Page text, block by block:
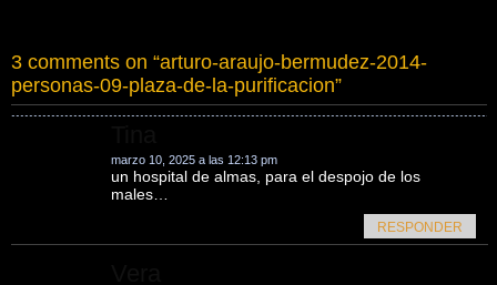
3 comments on “arturo-araujo-bermudez-2014-
personas-09-plaza-de-la-purificacion”
marzo 10, 2025 a las 12:13 pm
un hospital de almas, para el despojo de los
males…
RESPONDER